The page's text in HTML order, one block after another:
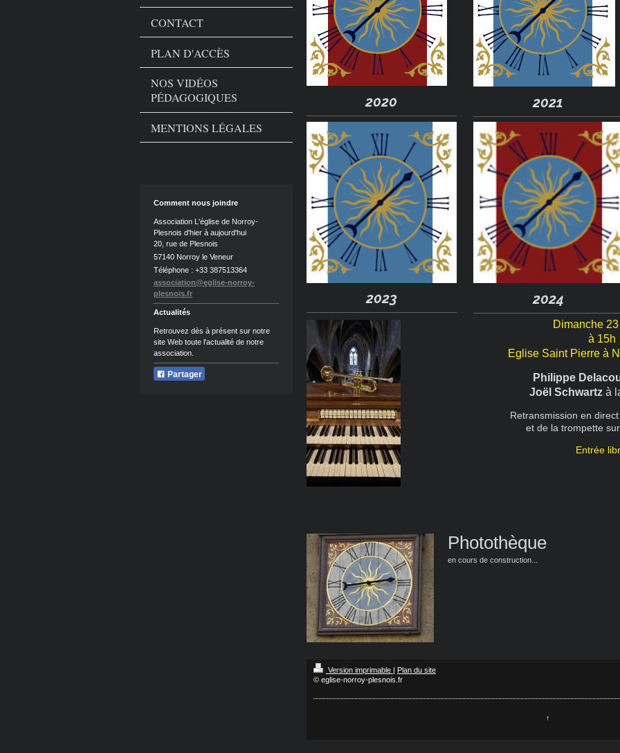
CONTACT
PLAN D'ACCÈS
NOS VIDÉOS
PÉDAGOGIQUES
MENTIONS LÉGALES
Comment nous joindre
Association L'église de Norroy-
Plesnois d'hier à aujourd'hui
20, rue de Plesnois
57140 Norroy le Veneur
Téléphone : +33 387513364
association@eglise-norroy-
plesnois.fr
Actualités
Retrouvez dès à présent sur notre
site Web toute l'actualité de notre
association.
Partager
2020 2021
2023 2024
Dimanche
à 15h
Eglise Saint Pierre à
Philippe
Joël Schwartz à
Retransmission en
et de la trompette
Entrée
Photothèque
en cours de construction...
Version imprimable | Plan du site
© eglise-norroy-plesnois.fr
↑